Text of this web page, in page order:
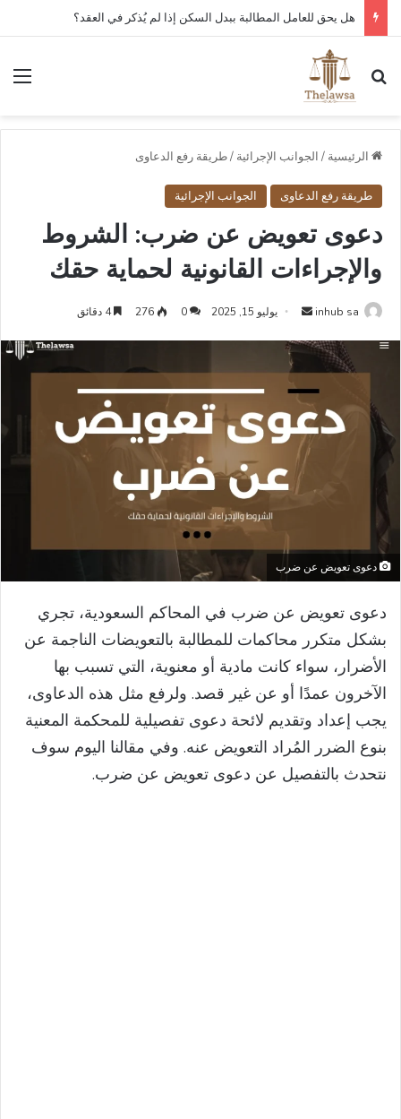
كم مدة قبول أو رفض عقد العمل الإلكتروني في قوى؟
بحث عن
الرئيسية / الجوانب الإجرائية /طريقة رفع الدعاوى
طريقة رفع الدعاوى الجوانب الإجرائية
دعوى تعويض عن ضرب: الشروط
والإجراءات القانونية لحماية حقك
inhub sa
أرسل
إلكترونيا
يوليو 15, 2025 0
276 4 دقائق
دعوى تعويض عن ضرب
دعوى تعويض عن ضرب​ في المحاكم السعودية، تجري
بشكل متكرر محاكمات للمطالبة بالتعويضات الناجمة عن
الأضرار، سواء كانت مادية أو معنوية، التي تسبب بها
الآخرون عمدًا أو عن غير قصد. ولرفع مثل هذه الدعاوى،
يجب إعداد وتقديم لائحة دعوى تفصيلية للمحكمة المعنية
بنوع الضرر المُراد التعويض عنه. وفي مقالنا اليوم سوف
نتحدث بالتفصيل عن دعوى تعويض عن ضرب.